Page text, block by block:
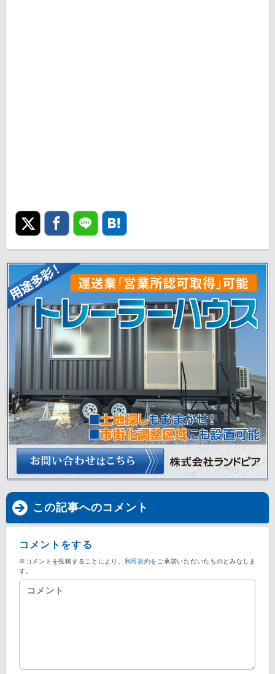
この記事へのコメント
コメントをする
※コメントを投稿することにより、 利用規約をご承諾いただいたものとみなしま
す。